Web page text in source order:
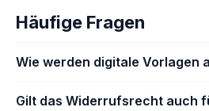
Häufige Fragen
Wie werden digitale Vorlagen
Gilt das Widerrufsrecht auch